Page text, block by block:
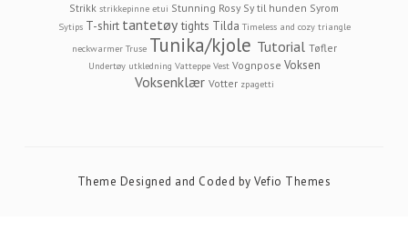
Strikk strikkepinne etui Stunning Rosy Sy til hunden Syrom
Sytips T-shirt tantetøy tights Tilda Timeless and cozy triangle
neckwarmer Truse Tunika/kjole Tutorial Tøfler
Undertøy utkledning Vatteppe Vest Vognpose Voksen
Voksenklær Votter zpagetti
Theme Designed and Coded byVefio Themes